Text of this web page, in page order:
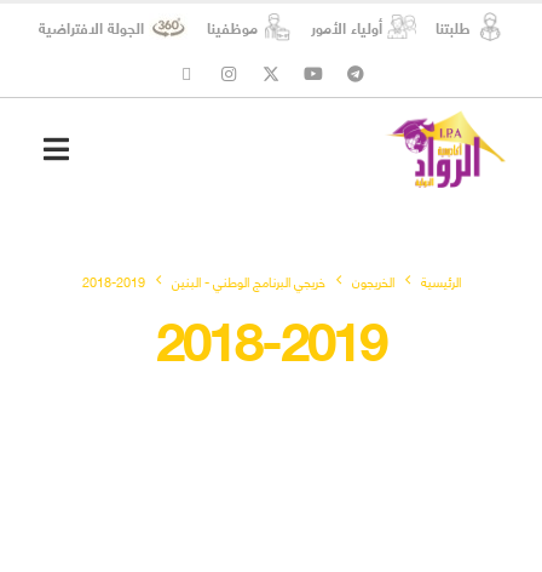
طلبتنا أولياء الأمور موظفينا الجولة الافتراضية
الرئيسية الخريجون خريجي البرنامج الوطني - البنين 2018-2019
2018-2019